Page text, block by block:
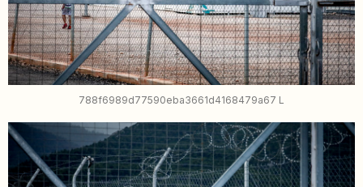
788f6989d77590eba3661d4168479a67 L